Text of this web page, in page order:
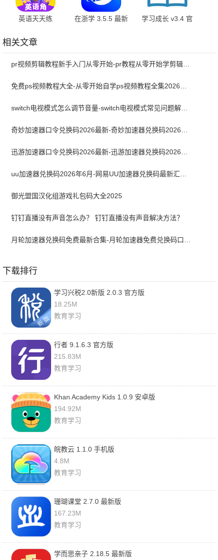
英语天天练
在浙学 3.5.5 最新
学习成长 v3.4 官
相关文章
pr视频剪辑教程新手入门从零开始-pr教程从零开始学剪辑全集免费
switch电视模式怎么调节音量-switch电视模式常见问题解决方案
御光盟国汉化组游戏礼包码大全2025
钉钉直播没有声音怎么办？ 钉钉直播没有声音解决方法？
下载排行
学习兴税2.0新版 2.0.3 官方版
18.25M
教育学习
行者 9.1.6.3 官方版
215.83M
教育学习
Khan Academy Kids 1.0.9 安卓版
194.92M
教育学习
皖教云 1.1.0 手机版
4.8M
教育学习
珊瑚课堂 2.7.0 最新版
167.23M
教育学习
学而思亲子 2.18.5 最新版